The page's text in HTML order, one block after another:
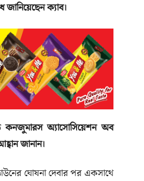
ক্যাব।
কনজুমারস অ্যাসোসিয়েশন অব
জানান।
ঘোষনা দেবার পর একসাথে